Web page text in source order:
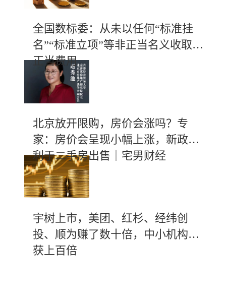
全国数标委：从未以任何“标准挂
名”“标准立项”等非正当名义收取不
正当费用
北京放开限购，房价会涨吗？专
家：房价会呈现小幅上涨，新政有
利于二手房出售｜宅男财经
宇树上市，美团、红杉、经纬创
投、顺为赚了数十倍，中小机构斩
获上百倍